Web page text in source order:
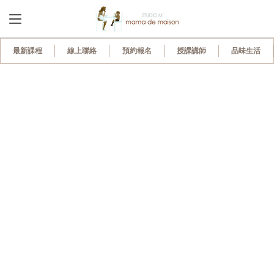
最新課程 線上聯絡 預約報名 授課講師 品味生活